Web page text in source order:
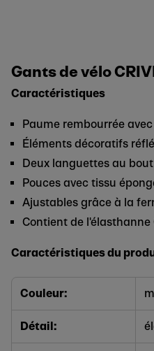
Gants de vélo
Caractéristiques
Paume rembourrée
Éléments décoratifs
Deux languettes au
Pouces avec tissu
Ajustables grâce à la
Contient de l'élasthanne
Caractéristiques du
Couleur:
Détail: